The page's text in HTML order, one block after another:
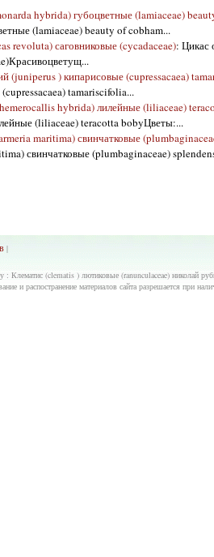
hybrida) губоцветные (lamiaceae)
(lamiaceae) beauty of cobham...
revoluta) саговниковые (cycadaceae): Цикас
(juniperus ) кипарисовые (cupressacaea)
tamariscifolia...
hybrida) лилейные (liliaceae)
(liliaceae) teracotta bobyЦветы:...
maritima) свинчатковые
свинчатковые (plumbaginaceae)
|
: Клематис (clematis ) лютиковые (ranunculaceae) николай
и распостранение материалов сайта разрешается при